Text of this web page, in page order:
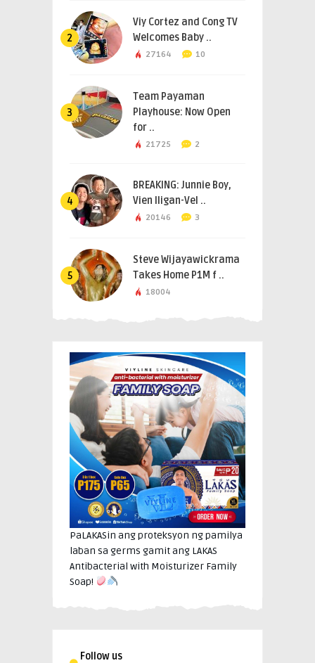
2
Viy Cortez and Cong TV
Welcomes Baby ..
27164 10
3
Team Payaman
Playhouse: Now Open
for ..
21725 2
4
BREAKING: Junnie Boy,
Vien Iligan-Vel ..
20146 3
5
Steve Wijayawickrama
Takes Home P1M f ..
18004
PaLAKASin ang proteksyon ng pamilya
laban sa germs gamit ang LAKAS
Antibacterial with Moisturizer Family
Soap!
Follow us